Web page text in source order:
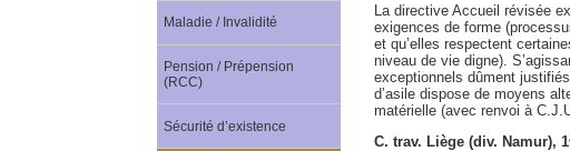
La directive Accueil révisée
exigences de forme
et qu’elles respectent
niveau de vie digne).
exceptionnels dûment
d’asile dispose de moyens
matérielle (avec renvoi à
C. trav. Liège (div. Namur), 1
Maladie / Invalidité
Pension / Prépension
(RCC)
Sécurité d’existence